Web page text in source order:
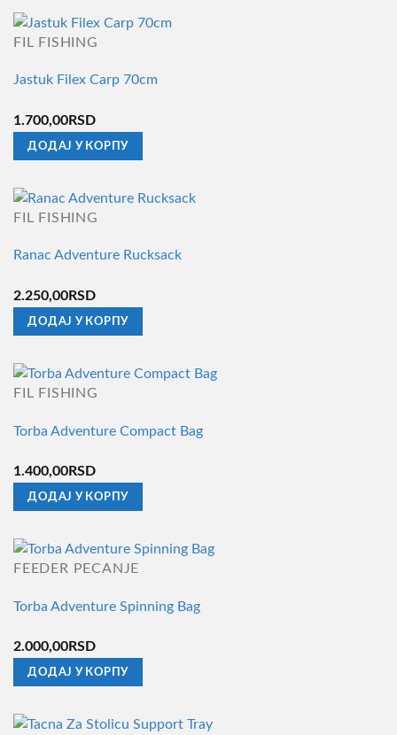
FIL FISHING
Jastuk Filex Carp 70cm
1.700,00RSD
ДОДАЈ У КОРПУ
FIL FISHING
Ranac Adventure Rucksack
2.250,00RSD
ДОДАЈ У КОРПУ
FIL FISHING
Torba Adventure Compact Bag
1.400,00RSD
ДОДАЈ У КОРПУ
FEEDER PECANJE
Torba Adventure Spinning Bag
2.000,00RSD
ДОДАЈ У КОРПУ